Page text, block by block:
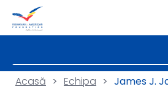
Acasă > Echipa > James J.